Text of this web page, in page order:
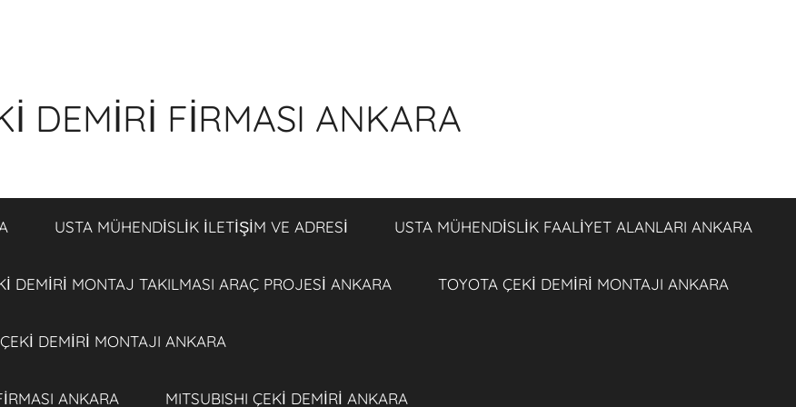
DEMİRİ FİRMASI ANKARA
USTA MÜHENDİSLİK İLETİŞİM VE ADRESİ USTA MÜHENDİSLİK FAALİYET ALANLARI ANKARA
DEMİRİ MONTAJ TAKILMASI ARAÇ PROJESİ ANKARA TOYOTA ÇEKİ DEMİRİ MONTAJI ANKARA
DEMİRİ MONTAJI ANKARA
ANKARA MITSUBISHI ÇEKİ DEMİRİ ANKARA